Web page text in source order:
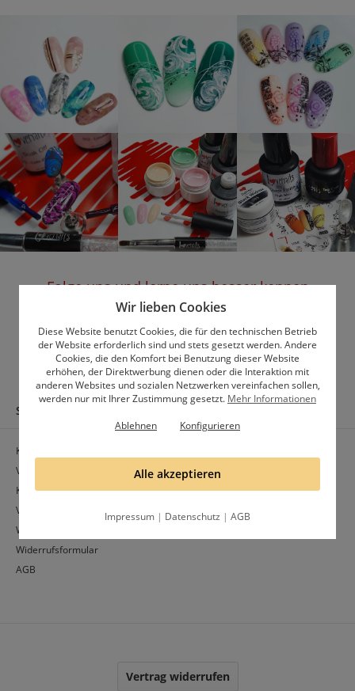
Folge uns und lerne uns besser kennen
Gruppe Profil
SHOP SERVICE
Kontakt
Versand und Zahlung
Kauf auf Rechnung
Versand in die Schweiz
Widerrufsrecht
Widerrufsformular
AGB
Studio Kunden
Datenschutz
Impressum
Vertrag widerrufen
Wir lieben Cookies
Diese Website benutzt Cookies, die für den technischen Betrieb
der Website erforderlich sind und stets gesetzt werden. Andere
Cookies, die den Komfort bei Benutzung dieser Website
erhöhen, der Direktwerbung dienen oder die Interaktion mit
anderen Websites und sozialen Netzwerken vereinfachen sollen,
werden nur mit Ihrer Zustimmung gesetzt. Mehr Informationen
Ablehnen
Konfigurieren
Alle akzeptieren
Impressum | Datenschutz | AGB